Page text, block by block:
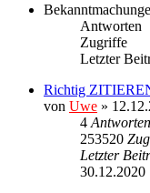
Antworten
Zugriffe
Letzter
Richtig
von Uwe »
4 Antworten
253520
Letzter
30.12.2020